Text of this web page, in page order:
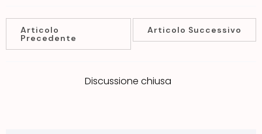
Articolo
Precedente
Articolo Successivo
Discussione chiusa